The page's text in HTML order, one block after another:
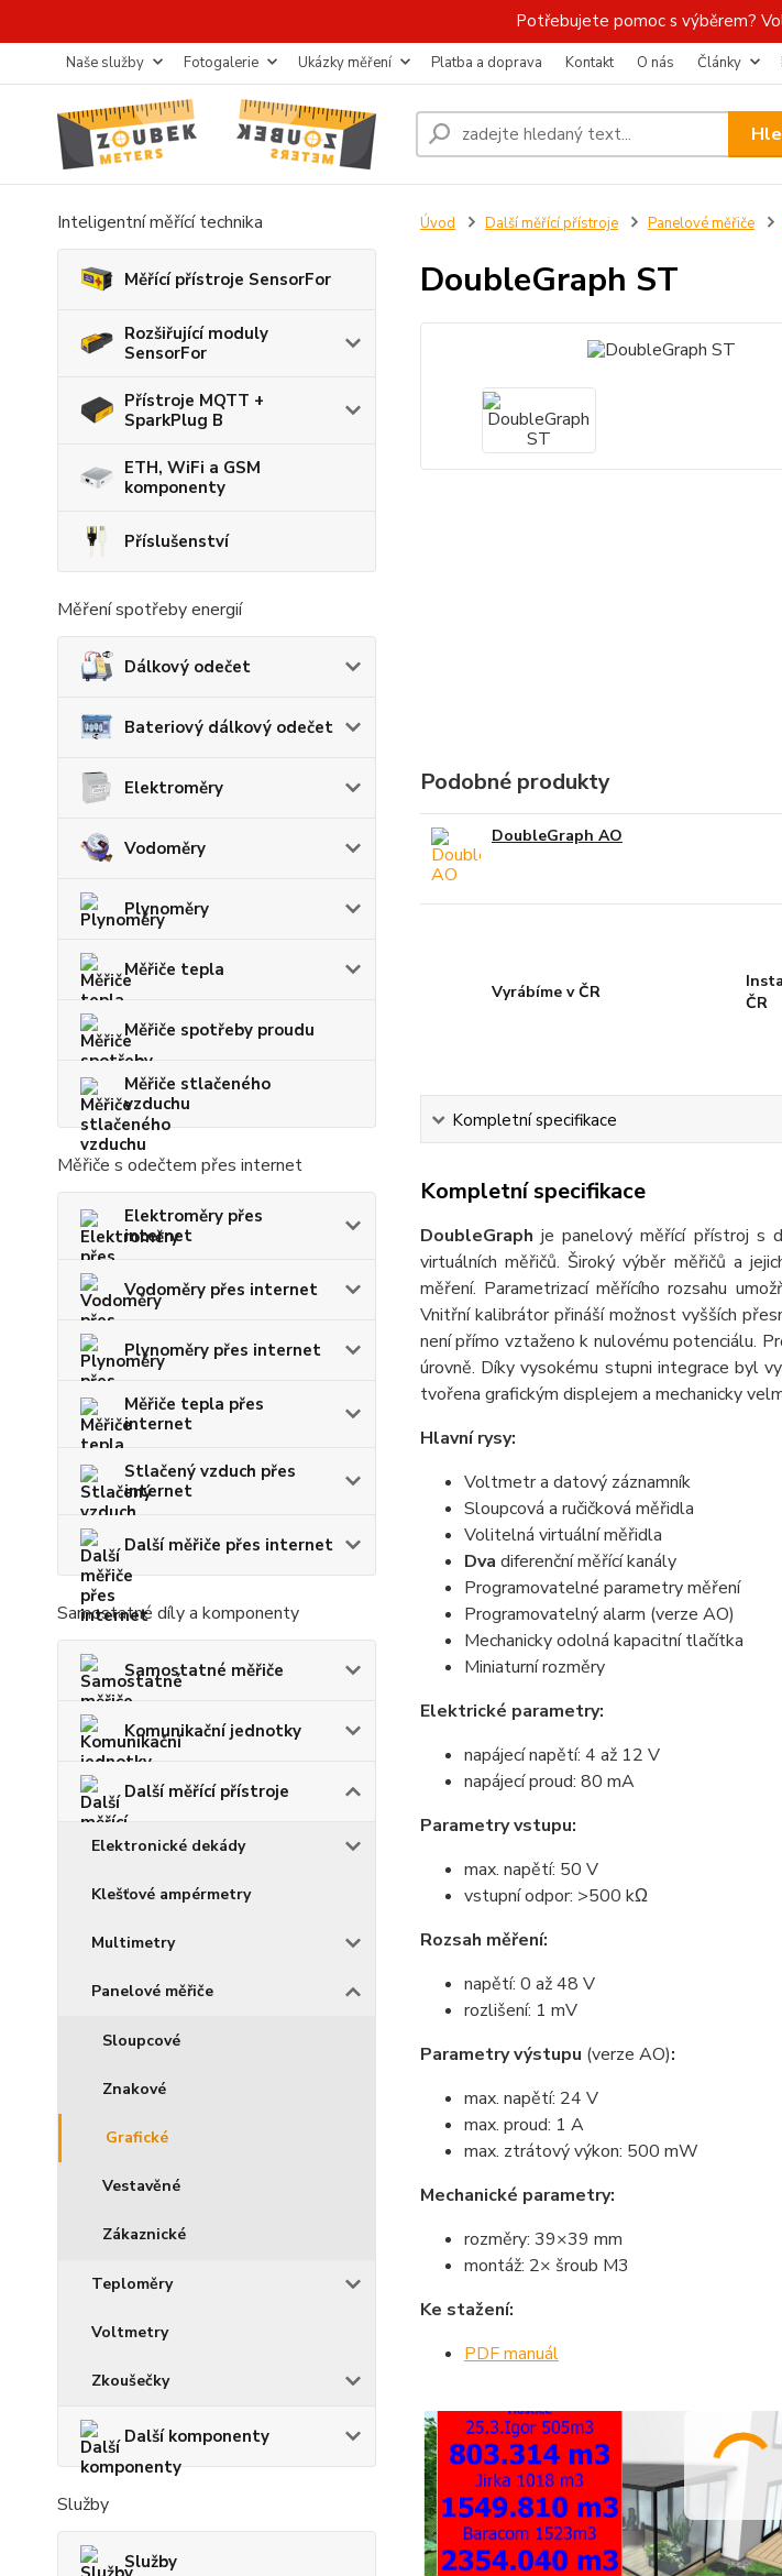
Potřebujete pomoc s výběrem?
Naše služby Fotogalerie Ukázky měření Platba a doprava Kontakt O nás Články
Inteligentní měřící technika
Měřící přístroje SensorFor
Rozšiřující moduly
SensorFor
Přístroje MQTT +
SparkPlug B
ETH, WiFi a GSM
komponenty
Příslušenství
Měření spotřeby energií
Dálkový odečet
Bateriový dálkový odečet
Elektroměry
Vodoměry
Plynoměry
Měřiče tepla
Měřiče spotřeby proudu
Měřiče stlačeného
vzduchu
Měřiče s odečtem přes internet
Elektroměry přes
internet
Vodoměry přes internet
Plynoměry přes internet
Měřiče tepla přes
internet
Stlačený vzduch přes
internet
Další měřiče přes internet
Samostatné díly a komponenty
Samostatné měřiče
Komunikační jednotky
Další měřící přístroje
Elektronické dekády
Klešťové ampérmetry
Multimetry
Panelové měřiče
Sloupcové
Znakové
Grafické
Vestavěné
Zákaznické
Teploměry
Voltmetry
Zkoušečky
Další komponenty
Služby
Služby
Úvod Další měřící přístroje Panelové měřiče
DoubleGraph ST
Podobné produkty
DoubleGraph AO
Vyrábíme v ČR
ČR
Kompletní specifikace
Kompletní specifikace
DoubleGraph je panelový měřící přístroj s
virtuálních měřičů. Široký výběr měřičů a
měření. Parametrizací měřícího rozsahu
Vnitřní kalibrátor přináší možnost vyšších
není přímo vztaženo k nulovému potenciálu.
úrovně. Díky vysokému stupni integrace byl
tvořena grafickým displejem a mechanicky
Hlavní rysy:
Voltmetr a datový záznamník
Sloupcová a ručičková měřidla
Volitelná virtuální měřidla
Dva diferenční měřící kanály
Programovatelné parametry měření
Programovatelný alarm (verze AO)
Mechanicky odolná kapacitní tlačítka
Miniaturní rozměry
Elektrické parametry:
napájecí napětí: 4 až 12 V
napájecí proud: 80 mA
Parametry vstupu:
max. napětí: 50 V
vstupní odpor: >500 kΩ
Rozsah měření:
napětí: 0 až 48 V
rozlišení: 1 mV
Parametry výstupu (verze AO):
max. napětí: 24 V
max. proud: 1 A
max. ztrátový výkon: 500 mW
Mechanické parametry:
rozměry: 39×39 mm
montáž: 2× šroub M3
Ke stažení:
PDF manuál